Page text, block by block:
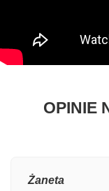
OPINIE
Żaneta